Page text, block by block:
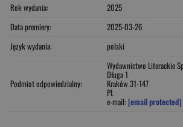
Rok wydania:
2025
Data premiery:
2025-03-26
Język wydania:
polski
Podmiot odpowiedzialny:
Wydawnictwo Literackie
Długa 1
Kraków 31-147
PL
e-mail: [email protected]